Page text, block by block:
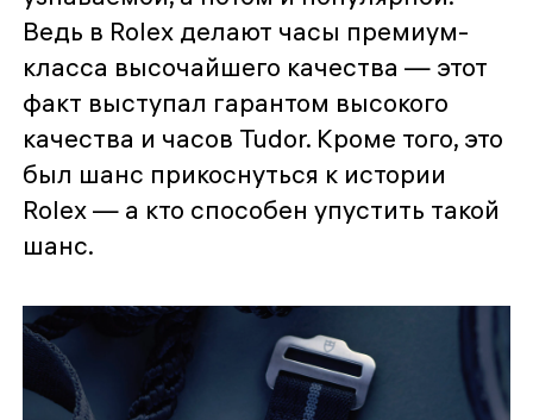
Ведь в Rolex делают часы премиум-
класса высочайшего качества — этот
факт выступал гарантом высокого
качества и часов Tudor. Кроме того, это
был шанс прикоснуться к истории
Rolex — а кто способен упустить такой
шанс.